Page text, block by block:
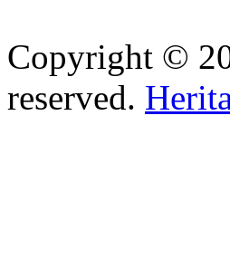
Copyright ©
reserved.